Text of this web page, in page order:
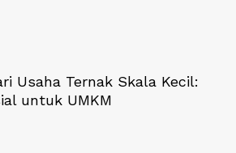
Usaha Ternak Skala Kecil:
untuk UMKM